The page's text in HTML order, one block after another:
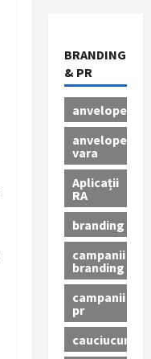
BRANDING
& PR
anvelope
anvelope
vara
Aplicații
RA
branding
campanii
branding
campanii
pr
cauciucuri